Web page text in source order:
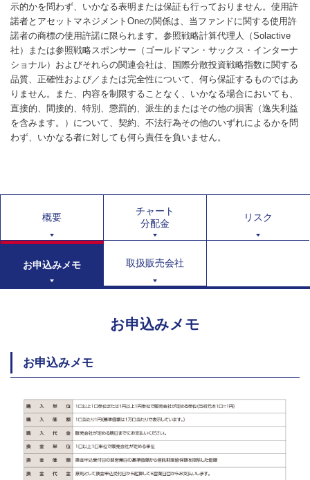
示的かを問わず、いかなる表明または保証も行っておりません。使用許
諾者とアセットマネジメントOneの関係は、当ファンドに関する使用許
諾者の商標の使用許諾に限られます。参照戦略計算代理人（Solactive
社）または参照戦略スポンサー（ゴールドマン・サックス・インターナ
ショナル）およびそれらの関連会社は、国際分散投資戦略指数に関する
品質、正確性および／または完全性について、何ら保証するものではあ
りません。また、内容を制限することなく、いかなる場合においても、
直接的、間接的、特別、懲罰的、派生的またはその他の損害（逸失利益
を含みます。）について、契約、不法行為その他のいずれによるかを問
わず、いかなる者に対しても何ら責任を負いません。
概要
チャート
分配金
リスク
お申込みメモ 取扱販売会社
お申込みメモ
お申込みメモ